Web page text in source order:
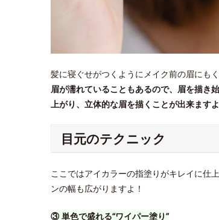
髪に寝ぐせがつくようにメイク前の眉にも
眉が濡れていることもあるので、眉を描き
上がり、立体的な眉を描くことが出来ますよ
目元のテクニック
ここではアイカラーの指塗りがキレイに仕
ンの幅も広がりますよ！
③ 単色で盛れる“ワイパー塗り”